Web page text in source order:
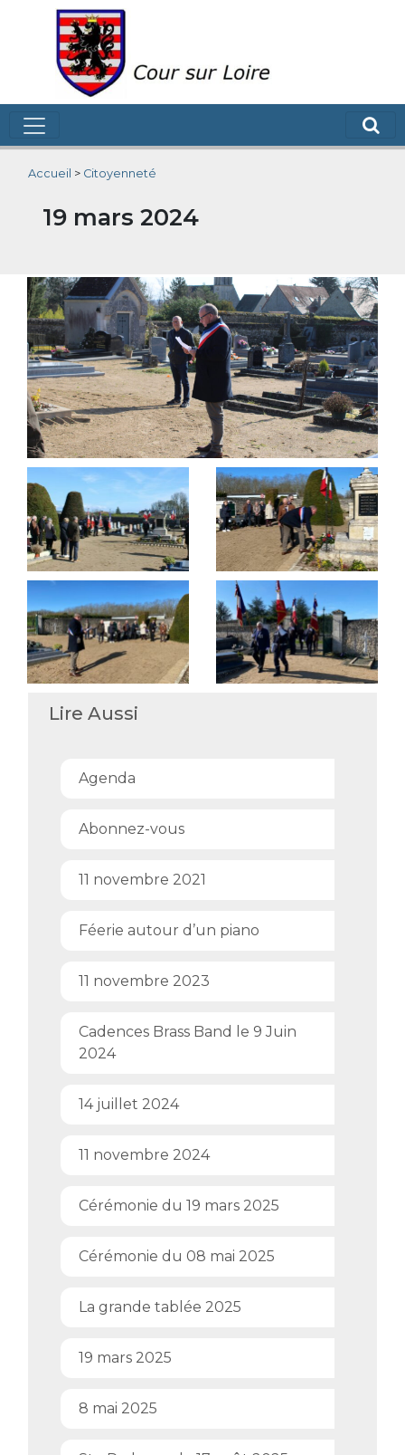
Accueil > Citoyenneté
19 mars 2024
Lire Aussi
Agenda
Abonnez-vous
11 novembre 2021
Féerie autour d’un piano
11 novembre 2023
Cadences Brass Band le 9 Juin
2024
14 juillet 2024
11 novembre 2024
Cérémonie du 19 mars 2025
Cérémonie du 08 mai 2025
La grande tablée 2025
19 mars 2025
8 mai 2025